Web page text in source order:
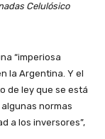
Celulósico
“imperiosa
la Argentina. Y el
de ley que se está
normas
a los inversores”,